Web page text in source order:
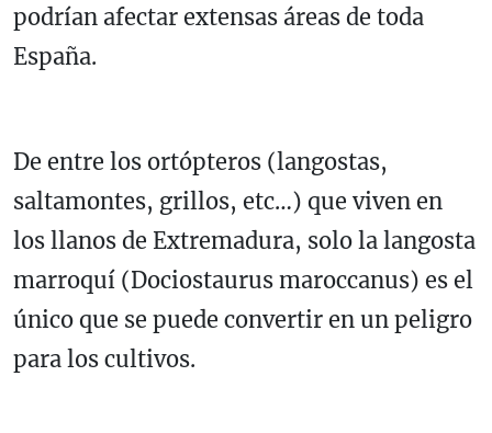
podrían afectar extensas áreas de toda
España.
De entre los ortópteros (langostas,
saltamontes, grillos, etc…) que viven en
los llanos de Extremadura, solo la langosta
marroquí (Dociostaurus maroccanus) es el
único que se puede convertir en un peligro
para los cultivos.